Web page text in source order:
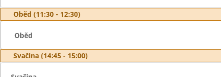
Oběd (11:30 - 12:30)
Oběd
Svačina (14:45 - 15:00)